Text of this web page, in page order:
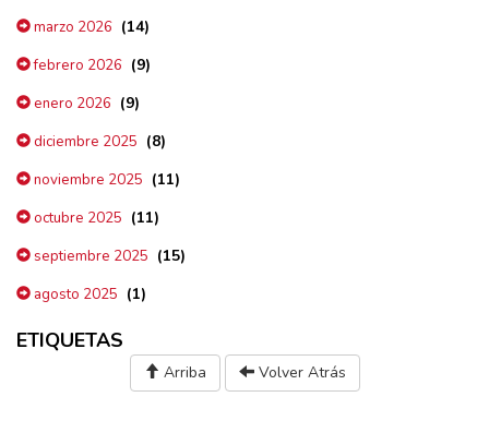
marzo 2026 (14)
febrero 2026 (9)
enero 2026 (9)
diciembre 2025 (8)
noviembre 2025 (11)
octubre 2025 (11)
septiembre 2025 (15)
agosto 2025 (1)
ETIQUETAS
Arriba Volver Atrás